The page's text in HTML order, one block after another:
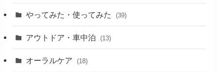
やってみた・使ってみた (39)
アウトドア・車中泊 (13)
オーラルケア (18)